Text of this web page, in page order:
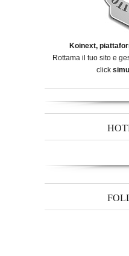
Koinext,
Rottama il tuo sito e
click